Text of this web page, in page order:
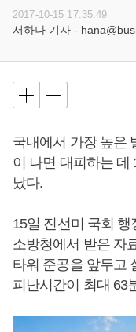
2017-10-15 17:35:49
서하나 기자 -
국내에서 가장 높은
이 나면 대피하는 데
났다.
15일 진선미 국회 행
소방청에서 받은 자
타워 준공을 앞두고
피난시간이 최대 63